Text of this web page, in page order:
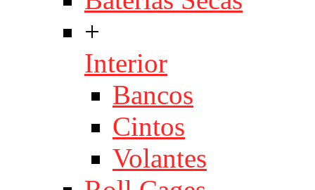
+
Interior
Bancos
Cintos
Volantes